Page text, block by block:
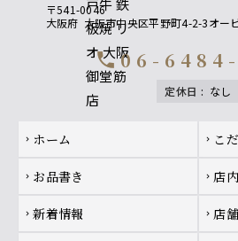
〒541-0046
大阪府 大阪市中央区平野町4-2-3オー
call06-
定休日 : なし
Footer navigation
chevron_right ホーム chevron_right こ
chevron_right お品書き chevron_right
chevron_right 新着情報 chevron_right